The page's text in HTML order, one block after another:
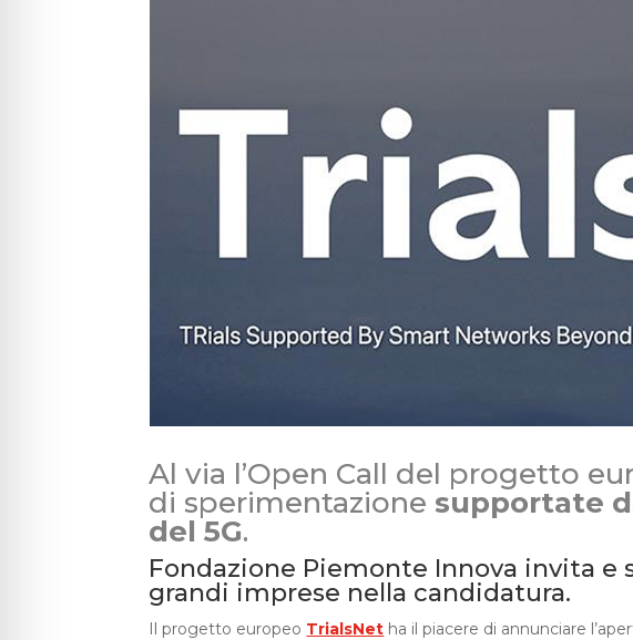
Al via l’Open Call del progetto
di sperimentazione supportate
del 5G.
Fondazione Piemonte Innova invita e
grandi imprese nella candidatura.
Il progetto europeo TrialsNet ha il piacere di annunciare